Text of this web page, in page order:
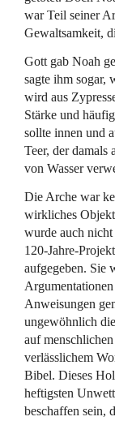
war Teil seiner
Gewaltsamkeit,
Gott gab Noah
sagte ihm sogar,
wird aus
Stärke und
sollte innen und
Teer, der damals
von Wasser
Die Arche war
wirkliches
wurde auch nicht
120-Jahre-
aufgegeben. Sie
Anweisungen
ungewöhnlich
auf
verlässlichem
Bibel. Dieses
heftigsten
beschaffen sein,